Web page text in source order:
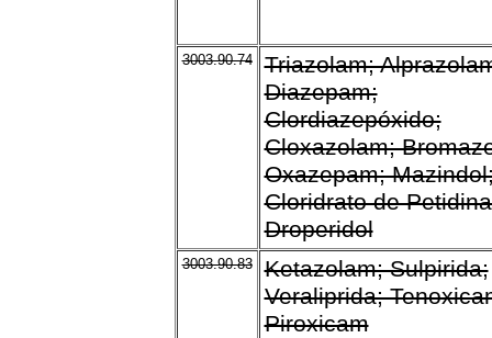
3003.90.74
Triazolam;
Diazepam;
Clordiazepóxido;
Cloxazolam;
Oxazepam;
Cloridrato de
Droperidol
3003.90.83
Ketazolam; Sulpirida;
Veraliprida;
Piroxicam